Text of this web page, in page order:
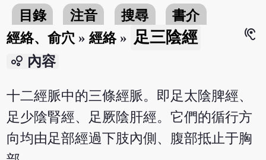
目錄 注音 搜尋
書介
經絡、俞穴 »經絡» 足三陰經
hearing
bubble_chart 內容
十二經脈中的三條經脈。即足太陰脾經、
足少陰腎經、足厥陰肝經。它們的循行方
向均由足部經過下肢內側、腹部抵止于胸